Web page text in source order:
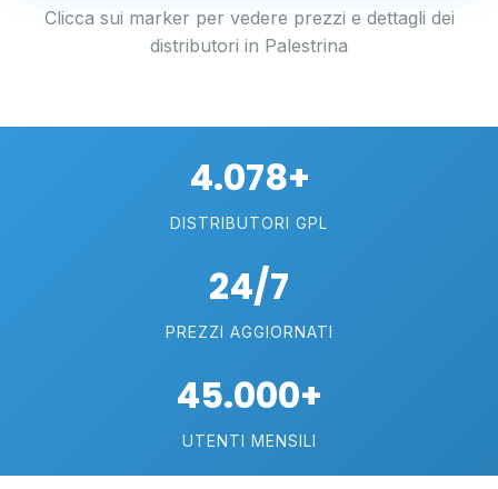
Clicca sui marker per vedere prezzi e dettagli dei
distributori in Palestrina
4.078+
DISTRIBUTORI GPL
24/7
PREZZI AGGIORNATI
45.000+
UTENTI MENSILI